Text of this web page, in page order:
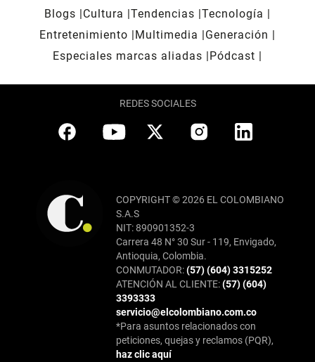
Blogs
Cultura Tendencias Tecnología
Entretenimiento
Multimedia
Generación
Especiales marcas aliadas
Pódcast
REDES SOCIALES
COPYRIGHT © 2026 EL COLOMBIANO
S.A.S
NIT: 890901352-3
Carrera 48 N° 30 Sur - 119, Envigado,
Antioquia, Colombia.
CONMUTADOR:(57) (604) 3315252
ATENCIÓN AL CLIENTE:(57) (604)
3393333
servicio@elcolombiano.com.co
*Para asuntos relacionados con
peticiones, quejas y reclamos (PQR),
haz clic aquí